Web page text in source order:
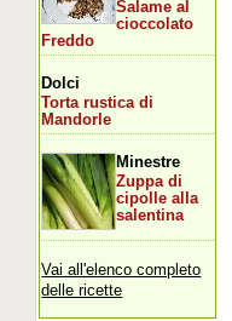
Salame al
cioccolato
Freddo
Dolci
Torta rustica di
Mandorle
Minestre
Zuppa di
cipolle alla
salentina
Vai all'elenco completo
delle ricette